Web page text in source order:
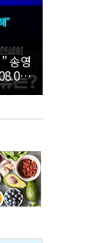
송영
·경